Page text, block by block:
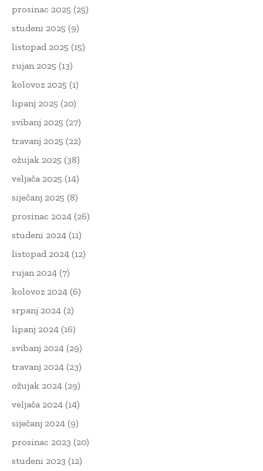
prosinac 2025 (25)
studeni 2025 (9)
listopad 2025 (15)
rujan 2025 (13)
kolovoz 2025 (1)
lipanj 2025 (20)
svibanj 2025 (27)
travanj 2025 (22)
ožujak 2025 (38)
veljača 2025 (14)
siječanj 2025 (8)
prosinac 2024 (26)
studeni 2024 (11)
listopad 2024 (12)
rujan 2024 (7)
kolovoz 2024 (6)
srpanj 2024 (2)
lipanj 2024 (16)
svibanj 2024 (29)
travanj 2024 (23)
ožujak 2024 (29)
veljača 2024 (14)
siječanj 2024 (9)
prosinac 2023 (20)
studeni 2023 (12)